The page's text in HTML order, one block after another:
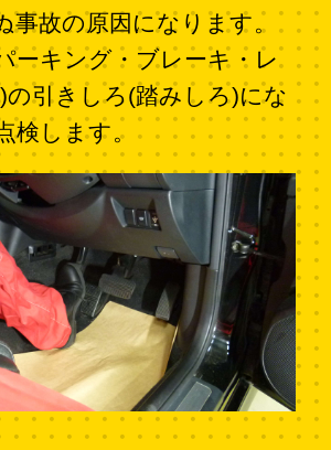
事故の原因になります。
ーキング・ブレーキ・レ
引きしろ(踏みしろ)にな
検します。